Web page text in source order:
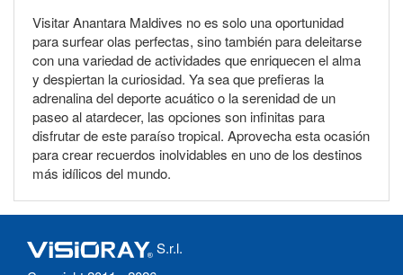
Visitar Anantara Maldives no es solo una oportunidad
para surfear olas perfectas, sino también para deleitarse
con una variedad de actividades que enriquecen el alma
y despiertan la curiosidad. Ya sea que prefieras la
adrenalina del deporte acuático o la serenidad de un
paseo al atardecer, las opciones son infinitas para
disfrutar de este paraíso tropical. Aprovecha esta ocasión
para crear recuerdos inolvidables en uno de los destinos
más idílicos del mundo.
S.r.l.